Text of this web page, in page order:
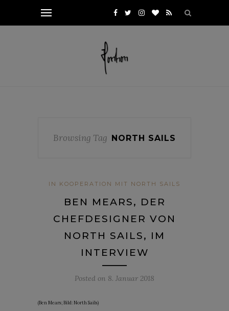
Browsing Tag NORTH SAILS
IN KOOPERATION MIT NORTH SAILS
BEN MEARS, DER
CHEFDESIGNER VON
NORTH SAILS, IM
INTERVIEW
Posted on 8. Januar 2018
(Ben Mears; Bild: North Sails)